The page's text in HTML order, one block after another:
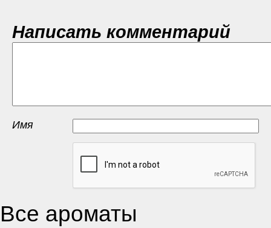
Написать комментарий
Имя
Все ароматы